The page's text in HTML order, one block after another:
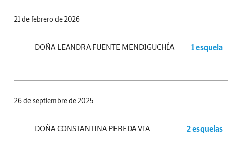
21 de febrero de 2026
DOÑA LEANDRA FUENTE MENDIGUCHÍA 1 esquela
26 de septiembre de 2025
DOÑA CONSTANTINA PEREDA VIA 2 esquelas